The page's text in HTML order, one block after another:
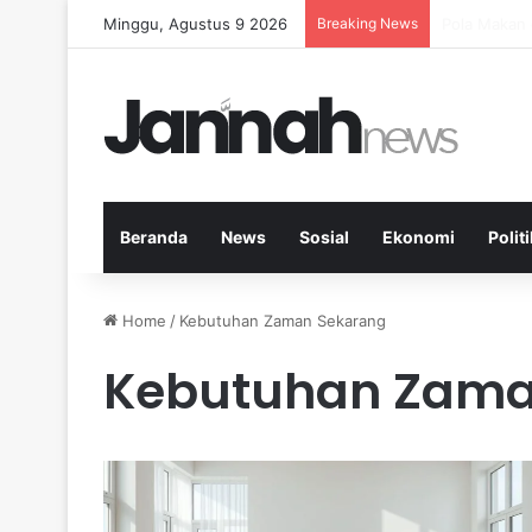
Minggu, Agustus 9 2026 Breaking News
Beranda News Sosial Ekonomi
Home / Kebutuhan Zaman Sekarang
Kebutuhan